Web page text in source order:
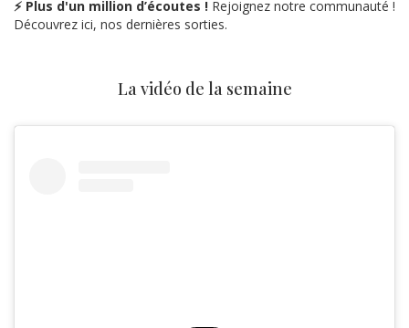
⚡ Plus d'un million d’écoutes ! Rejoignez notre communauté !
Découvrez ici, nos dernières sorties.
La vidéo de la semaine